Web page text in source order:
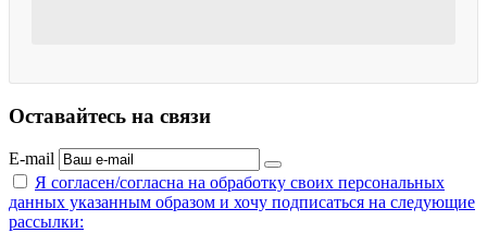
Оставайтесь на связи
E-mail
Я согласен/согласна на обработку своих персональных
данных указанным образом и хочу подписаться на следующие
рассылки: